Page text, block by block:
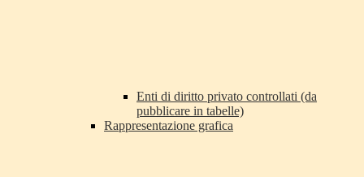
Enti di diritto privato controllati (da
pubblicare in tabelle)
Rappresentazione grafica